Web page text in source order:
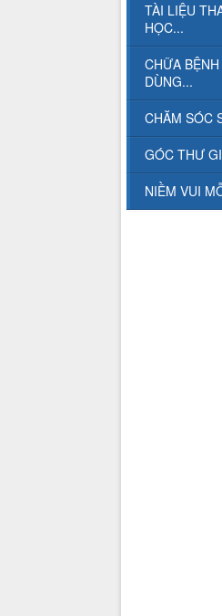
TÀI LIỆU
HỌC...
CHỮA
DÙNG...
CHĂM SÓC
GÓC THƯ
NIỀM VUI